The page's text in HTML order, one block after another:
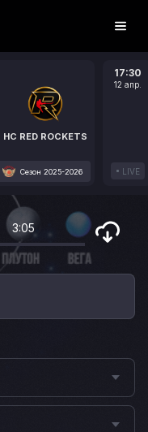
HC RED ROCKETS
Сезон 2025-2026
17:30
12 апр.
LIVE
3:05